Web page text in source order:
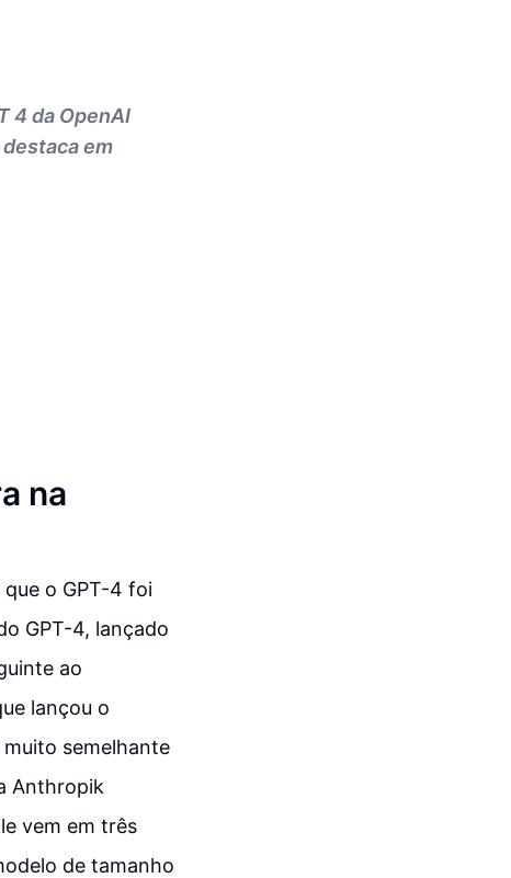
4 da OpenAI
em
na
o GPT-4 foi
GPT-4, lançado
ao
lançou o
semelhante
Anthropik
vem em três
de tamanho